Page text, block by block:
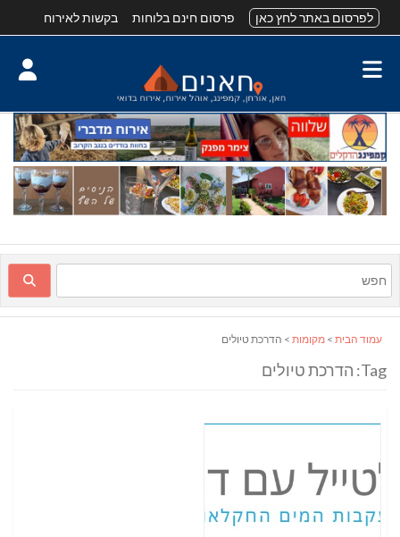
לפרסום באתר לחץ כאן פרסום חינם בלוחות בקשות לאירוח
עמוד הבית > מקומות > הדרכת טיולים
Tag: הדרכת טיולים